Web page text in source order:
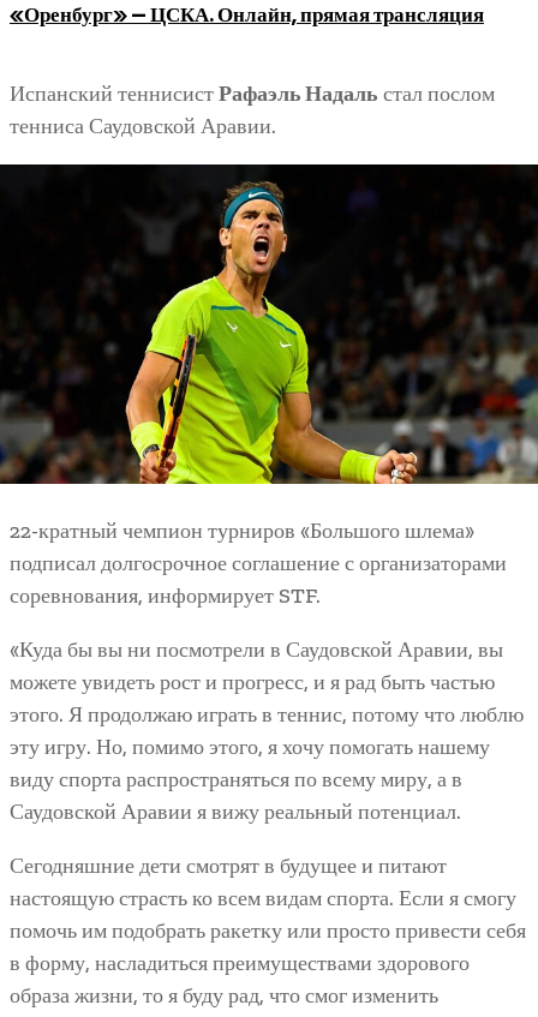
«Оренбург» — ЦСКА. Онлайн, прямая трансляция
Испанский теннисистРафаэль Надаль стал послом
тенниса Саудовской Аравии.
22-кратный чемпион турниров «Большого шлема»
подписал долгосрочное соглашение с организаторами
соревнования, информирует STF.
«Куда бы вы ни посмотрели в Саудовской Аравии, вы
можете увидеть рост и прогресс, и я рад быть частью
этого. Я продолжаю играть в теннис, потому что люблю
эту игру. Но, помимо этого, я хочу помогать нашему
виду спорта распространяться по всему миру, а в
Саудовской Аравии я вижу реальный потенциал.
Сегодняшние дети смотрят в будущее и питают
настоящую страсть ко всем видам спорта. Если я смогу
помочь им подобрать ракетку или просто привести себя
в форму, насладиться преимуществами здорового
образа жизни, то я буду рад, что смог изменить